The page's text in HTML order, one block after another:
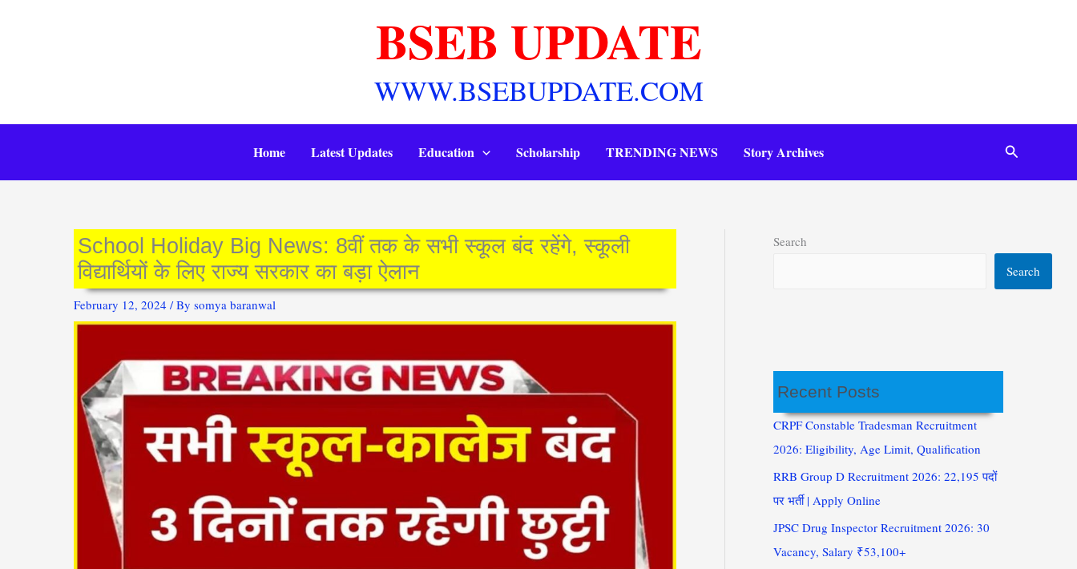
BSEB UPDATE
WWW.BSEBUPDATE.COM
Home Latest Updates Education Scholarship TRENDING NEWS Story Archives Search
School Holiday Big News: 8वीं तक के सभी स्कूल बंद रहेंगे, स्कूली
विद्यार्थियों के लिए राज्य सरकार का बड़ा ऐलान
February 12, 2024 / By somya baranwal
Search
Search
Recent Posts
CRPF Constable Tradesman Recruitment
2026: Eligibility, Age Limit, Qualification
RRB Group D Recruitment 2026: 22,195 पदों
पर भर्ती | Apply Online
JPSC Drug Inspector Recruitment 2026: 30
Vacancy, Salary ₹53,100+